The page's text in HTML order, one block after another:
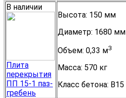
В наличии
Плита
перекрытия
ПП 15-1 паз-
гребень
Высота: 150 мм
Диаметр: 1680 мм
Объем: 0,33 м3
Масса: 570 кг
Класс бетона: B15